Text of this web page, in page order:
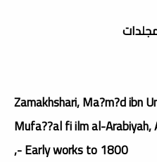
Zamakhshari, Ma?m?d
Mufa??al fi ilm al-Arabiyah,
- Early works to 1800,